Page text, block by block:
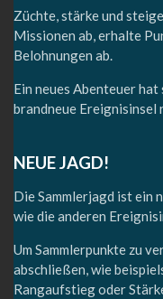
Züchte, stärke und
Missionen ab, erhalte
Belohnungen ab.
Ein neues Abenteuer
brandneue Ereignisinsel
NEUE JAGD!
Die Sammlerjagd ist ein
wie die anderen
Um Sammlerpunkte zu
abschließen, wie
Rangaufstieg oder